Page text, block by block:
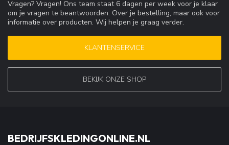
Vragen? Vragen! Ons team staat 6 dagen per week voor je klaar
om je vragen te beantwoorden. Over je bestelling, maar ook voor
informatie over producten. Wij helpen je graag verder.
KLANTENSERVICE
BEKIJK ONZE SHOP
BEDRIJFSKLEDINGONLINE.NL